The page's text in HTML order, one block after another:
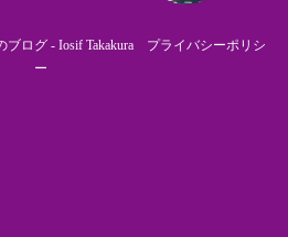
ブログ - Iosif Takakura プライバシーポリシ
ー